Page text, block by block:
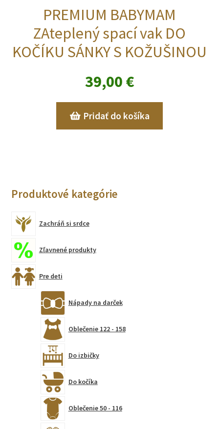
PREMIUM BABYMAM
ZAteplený spací vak DO
KOČÍKU SÁNKY S KOŽUŠINOU
39,00 €
Pridať do košíka
Produktové kategórie
Zachráň si srdce
Zľavnené produkty
Pre deti
Nápady na darček
Oblečenie 122 - 158
Do izbičky
Do kočíka
Oblečenie 50 - 116